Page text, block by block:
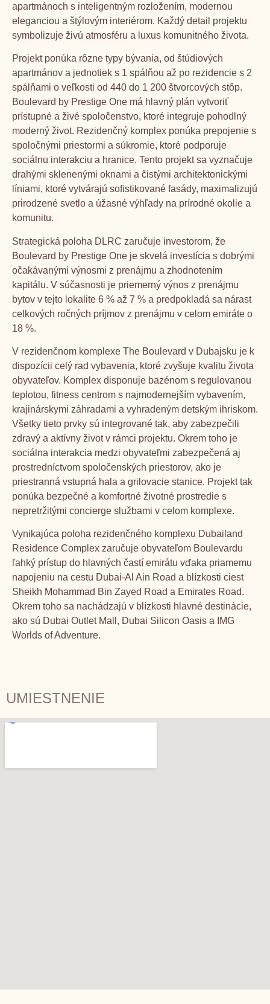
apartmánoch s inteligentným rozložením, modernou
eleganciou a štýlovým interiérom. Každý detail projektu
symbolizuje živú atmosféru a luxus komunitného života.
Projekt ponúka rôzne typy bývania, od štúdiových
apartmánov a jednotiek s 1 spálňou až po rezidencie s 2
spálňami o veľkosti od 440 do 1 200 štvorcových stôp.
Boulevard by Prestige One má hlavný plán vytvoriť
prístupné a živé spoločenstvo, ktoré integruje pohodlný
moderný život. Rezidenčný komplex ponúka prepojenie s
spoločnými priestormi a súkromie, ktoré podporuje
sociálnu interakciu a hranice. Tento projekt sa vyznačuje
drahými sklenenými oknami a čistými architektonickými
líniami, ktoré vytvárajú sofistikované fasády, maximalizujú
prirodzené svetlo a úžasné výhľady na prírodné okolie a
komunitu.
Strategická poloha DLRC zaručuje investorom, že
Boulevard by Prestige One je skvelá investícia s dobrými
očakávanými výnosmi z prenájmu a zhodnotením
kapitálu. V súčasnosti je priemerný výnos z prenájmu
bytov v tejto lokalite 6 % až 7 % a predpokladá sa nárast
celkových ročných príjmov z prenájmu v celom emiráte o
18 %.
V rezidenčnom komplexe The Boulevard v Dubajsku je k
dispozícii celý rad vybavenia, ktoré zvyšuje kvalitu života
obyvateľov. Komplex disponuje bazénom s regulovanou
teplotou, fitness centrom s najmodernejším vybavením,
krajinárskymi záhradami a vyhradeným detským ihriskom.
Všetky tieto prvky sú integrované tak, aby zabezpečili
zdravý a aktívny život v rámci projektu. Okrem toho je
sociálna interakcia medzi obyvateľmi zabezpečená aj
prostredníctvom spoločenských priestorov, ako je
priestranná vstupná hala a grilovacie stanice. Projekt tak
ponúka bezpečné a komfortné životné prostredie s
nepretržitými concierge službami v celom komplexe.
Vynikajúca poloha rezidenčného komplexu Dubailand
Residence Complex zaručuje obyvateľom Boulevardu
ľahký prístup do hlavných častí emirátu vďaka priamemu
napojeniu na cestu Dubai-Al Ain Road a blízkosti ciest
Sheikh Mohammad Bin Zayed Road a Emirates Road.
Okrem toho sa nachádzajú v blízkosti hlavné destinácie,
ako sú Dubai Outlet Mall, Dubai Silicon Oasis a IMG
Worlds of Adventure.
UMIESTNENIE